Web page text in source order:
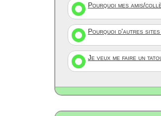
Pourquoi mes amis/
Pourquoi d'autres sites
Je veux me faire un